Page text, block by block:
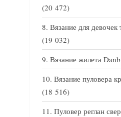
(20 472)
Вязание для девочек
(19 032)
Вязание жилета
Вязание пуловера
(18 516)
Пуловер реглан